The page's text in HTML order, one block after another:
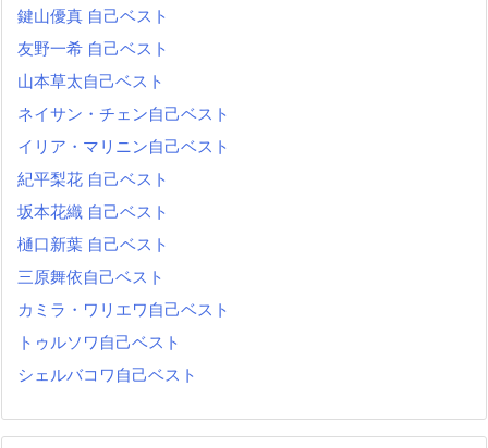
鍵山優真 自己ベスト
友野一希 自己ベスト
山本草太自己ベスト
ネイサン・チェン自己ベスト
イリア・マリニン自己ベスト
紀平梨花 自己ベスト
坂本花織 自己ベスト
樋口新葉 自己ベスト
三原舞依自己ベスト
カミラ・ワリエワ自己ベスト
トゥルソワ自己ベスト
シェルバコワ自己ベスト